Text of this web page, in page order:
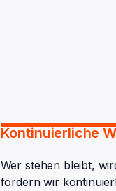
Kontinuierliche
Wer stehen bleibt,
fördern wir